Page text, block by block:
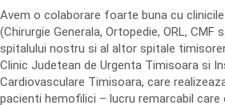
Avem o colaborare foarte buna cu
(Chirurgie Generala, Ortopedie, ORL, CMF
spitalului nostru si al altor spitale
Clinic Judetean de Urgenta Timisoara si
Cardiovasculare Timisoara, care
pacienti hemofilici – lucru remarcabil